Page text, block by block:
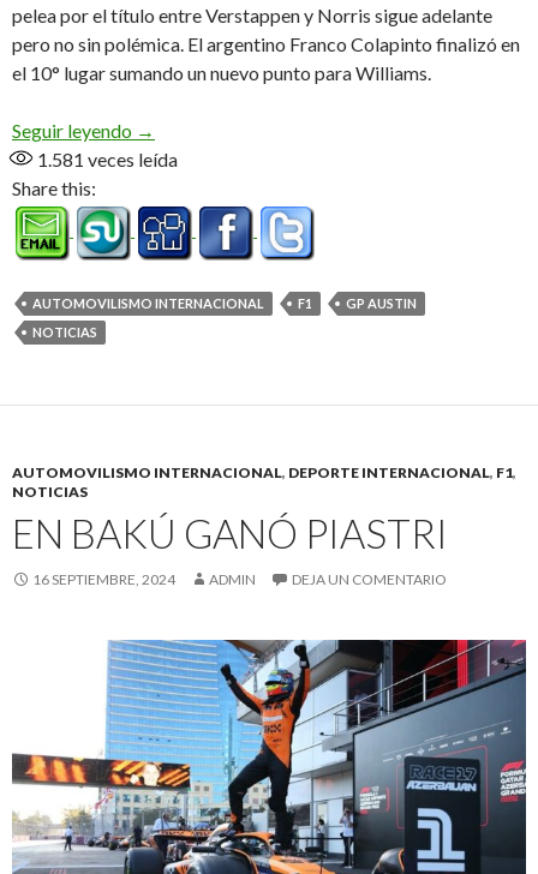
pelea por el título entre Verstappen y Norris sigue adelante
pero no sin polémica. El argentino Franco Colapinto finalizó en
el 10° lugar sumando un nuevo punto para Williams.
Seguir leyendo 1 – 2 de Ferrari y regalito para Max
→
1.581 veces leída
Share this:
AUTOMOVILISMO INTERNACIONAL F1
GP AUSTIN
NOTICIAS
AUTOMOVILISMO INTERNACIONAL, DEPORTE INTERNACIONAL, F1,
NOTICIAS
EN BAKÚ GANÓ PIASTRI
16 SEPTIEMBRE, 2024 ADMIN DEJA UN COMENTARIO